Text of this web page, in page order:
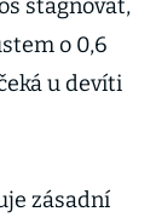
stagnovat,
o 0,6
u devíti
zásadní